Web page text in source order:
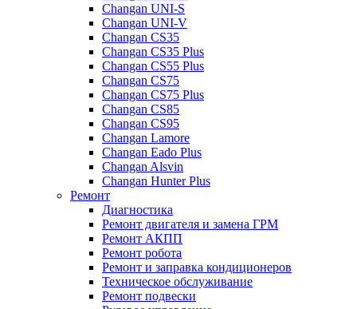
Changan UNI-S
Changan UNI-V
Changan CS35
Changan CS35 Plus
Changan CS55 Plus
Changan CS75
Changan CS75 Plus
Changan CS85
Changan CS95
Changan Lamore
Changan Eado Plus
Changan Alsvin
Changan Hunter Plus
Ремонт
Диагностика
Ремонт двигателя и замена ГРМ
Ремонт АКПП
Ремонт робота
Ремонт и заправка кондиционеров
Техническое обслуживание
Ремонт подвески